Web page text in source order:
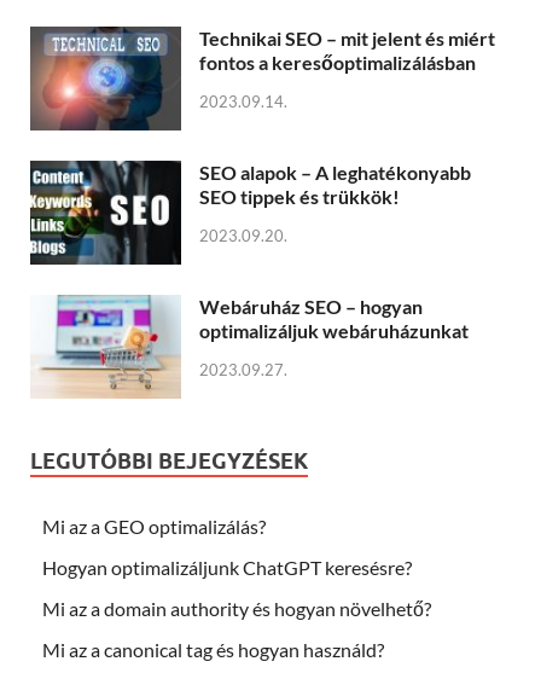
Technikai SEO – mit jelent és miért
fontos a keresőoptimalizálásban
2023.09.14.
SEO alapok – A leghatékonyabb
SEO tippek és trükkök!
2023.09.20.
Webáruház SEO – hogyan
optimalizáljuk webáruházunkat
2023.09.27.
LEGUTÓBBI BEJEGYZÉSEK
Mi az a GEO optimalizálás?
Hogyan optimalizáljunk ChatGPT keresésre?
Mi az a domain authority és hogyan növelhető?
Mi az a canonical tag és hogyan használd?